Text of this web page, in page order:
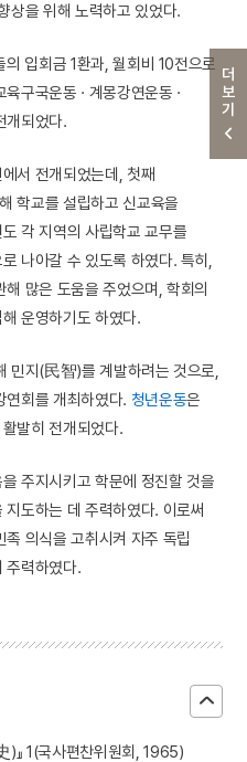
더보기
상을 위해 노력하고 있었다.
입회금 1환과, 월회비 10전으로
구국운동 · 계몽강연운동 ·
개되었다.
서 전개되었는데, 첫째
학교를 설립하고 신교육을
각 지역의 사립학교 교무를
나아갈 수 있도록 하였다. 특히,
많은 도움을 주었으며, 학회의
운영하기도 하였다.
민지(民智)를 계발하려는 것으로,
연회를 개최하였다. 청년운동은
발히 전개되었다.
주지시키고 학문에 정진할 것을
도하는 데 주력하였다. 이로써
의식을 고취시켜 자주 독립
주력하였다.
』 1(국사편찬위원회, 1965)